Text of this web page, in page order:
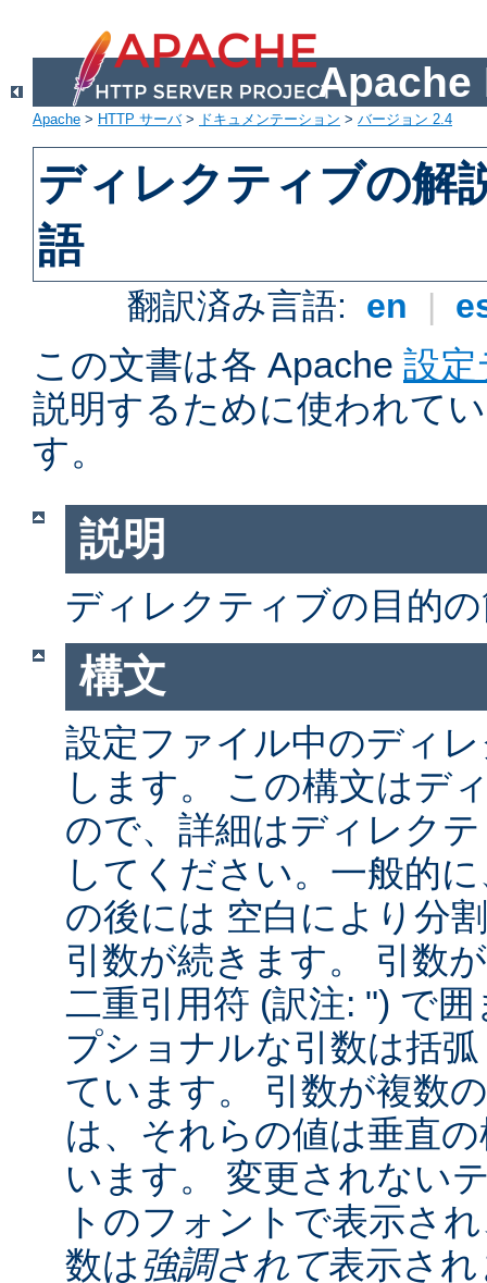
Apache
Apache > HTTP サーバ> ドキュメンテーション > バージョン 2.4
ディレクティブの解
語
翻訳済み言語: en |
この文書は各 Apache 設
説明するために使われて
す。
説明
ディレクティブの目的
構文
設定ファイル中のディ
します。 この構文はデ
ので、詳細はディレク
してください。一般的
の後には 空白により分
引数が続きます。 引数
二重引用符 (訳注: ") で
プショナルな引数は括
ています。 引数が複数
は、それらの値は垂直
います。 変更されない
トのフォントで表示さ
数は強調されて表示さ